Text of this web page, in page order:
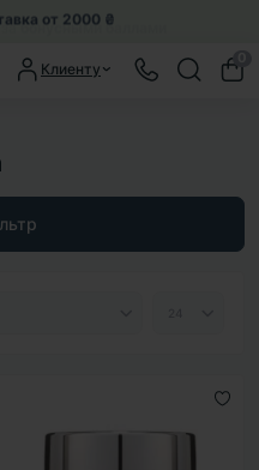
бонусными баллами
Клиенту